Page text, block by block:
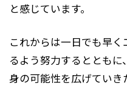
と感じています。
これからは一日でも早
るよう努力するととも
身の可能性を広げていき